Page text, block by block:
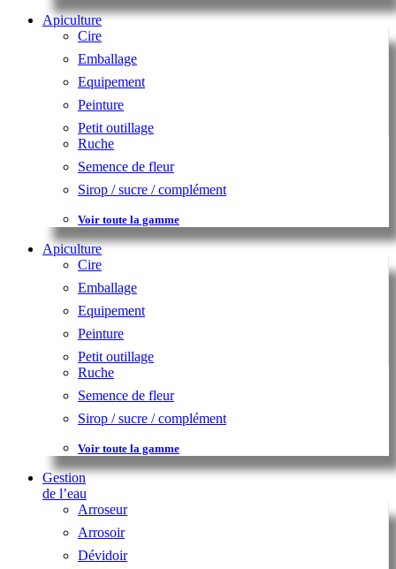
Apiculture
Cire
Emballage
Equipement
Peinture
Petit outillage
Ruche
Semence de fleur
Sirop / sucre / complément
Voir toute la gamme
Apiculture
Cire
Emballage
Equipement
Peinture
Petit outillage
Ruche
Semence de fleur
Sirop / sucre / complément
Voir toute la gamme
Gestion
de l’eau
Arroseur
Arrosoir
Dévidoir